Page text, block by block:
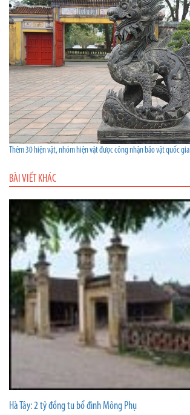
Thêm 30 hiện vật, nhóm hiện vật được công nhận bảo vật quốc gia
BÀI VIẾT KHÁC
Hà Tây: 2 tỷ đồng tu bổ đình Mông Phụ